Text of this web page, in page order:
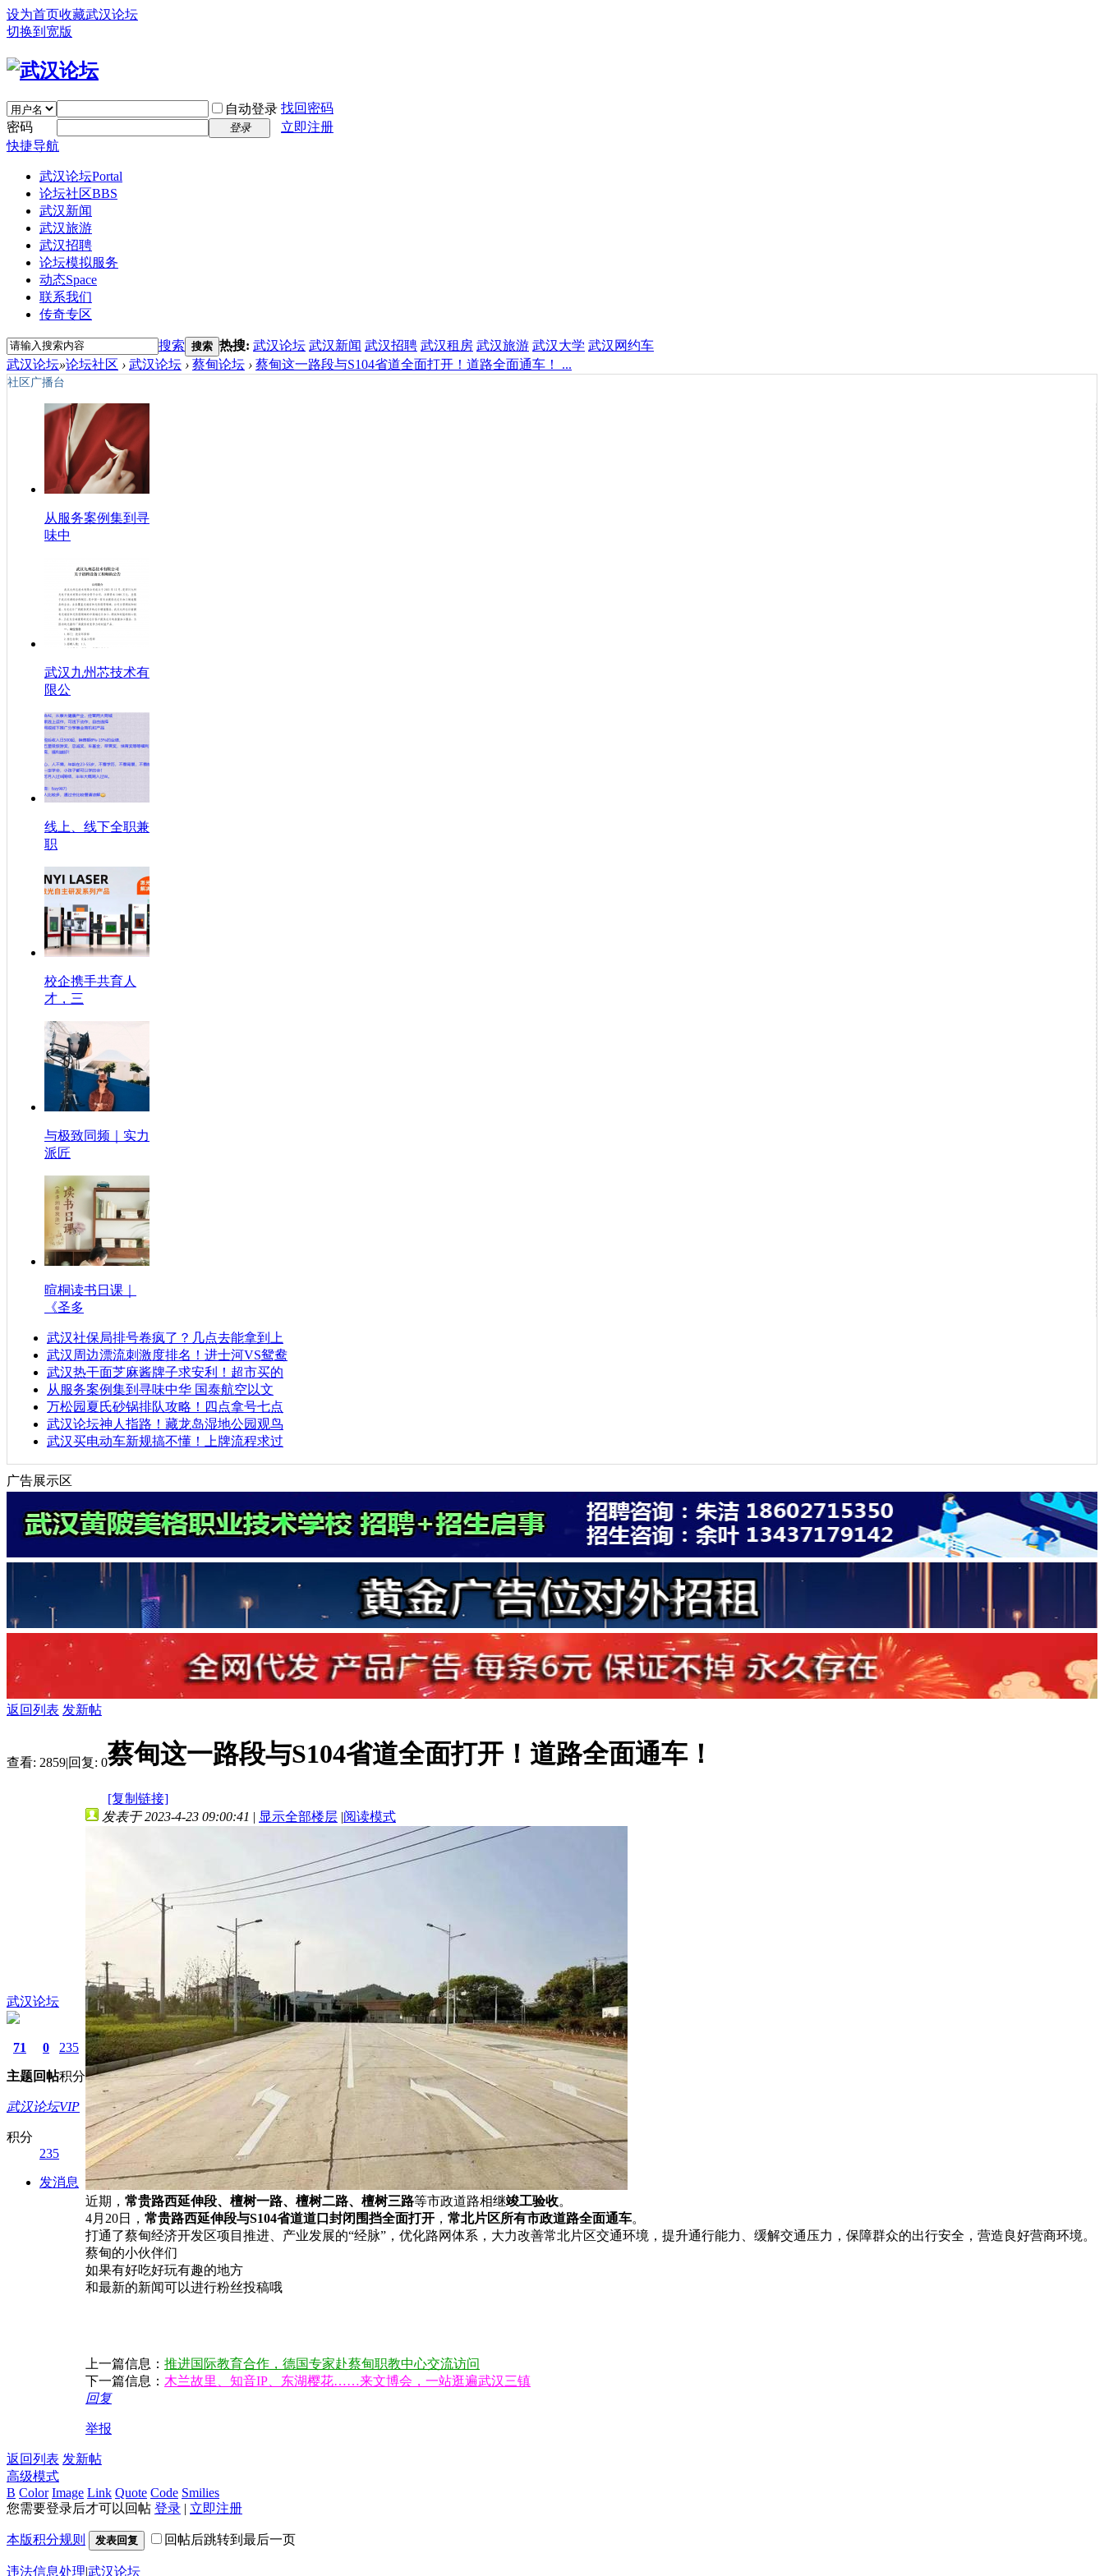
设为首页收藏武汉论坛
切换到宽版
自动登录 找回密码
密码
登录
立即注册
快捷导航
武汉论坛Portal
论坛社区BBS
武汉新闻
武汉旅游
武汉招聘
论坛模拟服务
动态Space
联系我们
传奇专区
搜索 搜索 热搜: 武汉论坛 武汉新闻 武汉招聘 武汉租房 武汉旅游 武汉大学 武汉网约车
武汉论坛»论坛社区 › 武汉论坛 › 蔡甸论坛 › 蔡甸这一路段与S104省道全面打开！道路全面通车！ ...
社区广播台
从服务案例集到寻
味中
武汉九州芯技术有
限公
线上、线下全职兼
职
校企携手共育人
才，三
与极致同频｜实力
派匠
暄桐读书日课｜
《圣多
武汉社保局排号卷疯了？几点去能拿到上
武汉周边漂流刺激度排名！进士河VS鸳鸯
武汉热干面芝麻酱牌子求安利！超市买的
从服务案例集到寻味中华 国泰航空以文
万松园夏氏砂锅排队攻略！四点拿号七点
武汉论坛神人指路！藏龙岛湿地公园观鸟
武汉买电动车新规搞不懂！上牌流程求过
广告展示区
返回列表 发新帖
查看: 2859|回复: 0蔡甸这一路段与S104省道全面打开！道路全面通车！
[复制链接]
武汉论坛
71
主题
0
回帖
235
积分
武汉论坛VIP
积分
235
发消息
发表于 2023-4-23 09:00:41 | 显示全部楼层 |阅读模式
近期， 常贵路西延伸段、檀树一路、檀树二路、檀树三路等市政道路相继竣工验收。
4月20日， 常贵路西延伸段与S104省道道口封闭围挡全面打开 ， 常北片区所有市政道路全面通车。
打通了蔡甸经济开发区项目推进、产业发展的“经脉”，优化路网体系，大力改善常北片区交通环境，提升通行能力、缓解交通压力，保障群众的出行安全，营造良好营商环境。
蔡甸的小伙伴们
如果有好吃好玩有趣的地方
和最新的新闻可以进行粉丝投稿哦
上一篇信息： 推进国际教育合作，德国专家赴蔡甸职教中心交流访问
下一篇信息： 木兰故里、知音IP、东湖樱花……来文博会，一站逛遍武汉三镇
回复
举报
返回列表 发新帖
高级模式
B Color Image Link Quote Code Smilies
您需要登录后才可以回帖 登录 | 立即注册
本版积分规则 发表回复 回帖后跳转到最后一页
违法信息处理|武汉论坛